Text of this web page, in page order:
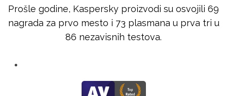
Prošle godine, Kaspersky proizvodi su osvojili 69
nagrada za prvo mesto i 73 plasmana u prva tri u
86 nezavisnih testova.